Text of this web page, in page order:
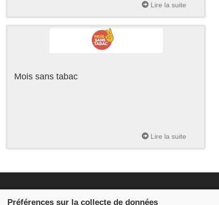
Lire la suite
Mois sans tabac
Lire la suite
Préférences sur la collecte de données